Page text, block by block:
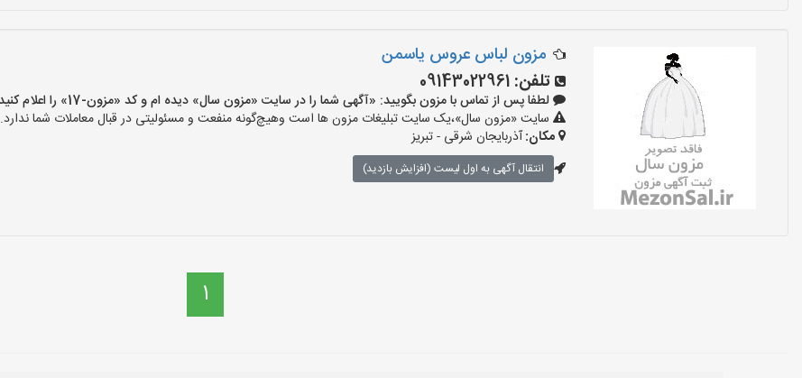
مزون لباس عروس یاسمن
تلفن: 09143022961
لطفا پس از تماس با مزون بگویید: «آگهی شما را در سایت «مزون سال» دیده ام و کد «مزون-17» را اعلام کنید»
سایت «مزون سال»،یک سایت تبلیغات مزون ها است وهیچ‌گونه منفعت و مسئولیتی در قبال معاملات شما ندارد.
مکان:آذربایجان شرقی - تبریز
انتقال آگهی به اول لیست (افزایش بازدید)
1